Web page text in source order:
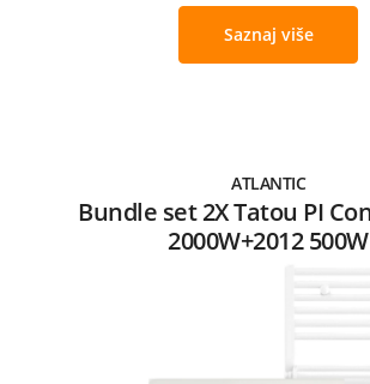
Saznaj više
ATLANTIC
Bundle set 2X Tatou PI
2000W+2012 500W